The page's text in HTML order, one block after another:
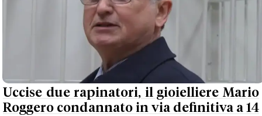
Uccise due rapinatori, il gioielliere Mario
Roggero condannato in via definitiva a 14